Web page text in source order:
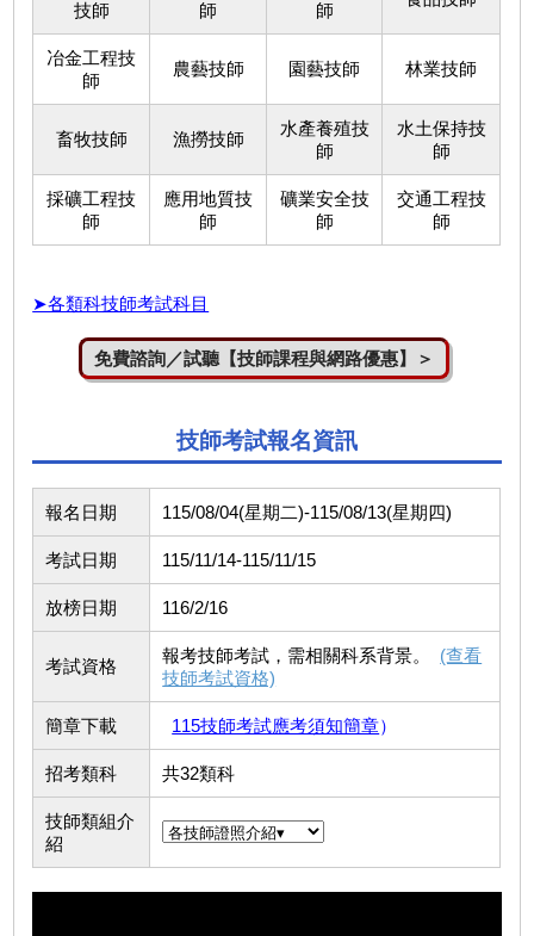
技師
師
師
冶金工程技
師
農藝技師 園藝技師 林業技師
畜牧技師 漁撈技師
水產養殖技
師
水土保持技
師
採礦工程技
師
應用地質技
師
礦業安全技
師
交通工程技
師
➤各類科技師考試科目
免費諮詢／試聽【技師課程與網路優惠】＞
技師考試報名資訊
報名日期 115/08/04(星期二)-115/08/13(星期四)
考試日期 115/11/14-115/11/15
放榜日期 116/2/16
考試資格
報考技師考試，需相關科系背景。
(查看
技師考試資格)
簡章下載 115技師考試應考須知簡章）
招考類科 共32類科
技師類組介
紹